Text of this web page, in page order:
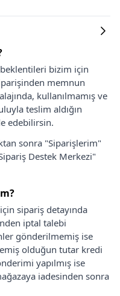
bizim için
memnun
kullanılmamış ve
teslim aldığın
edebilirsin.
sonra "Siparişlerim"
Destek Merkezi"
sipariş detayında
iptal talebi
gönderilmemiş ise
olduğun tutar kredi
yapılmış ise
iadesinden sonra